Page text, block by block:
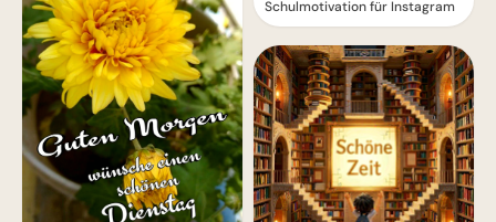
Schulmotivation für Instagram